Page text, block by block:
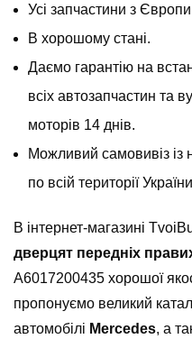
Усі запчастини з
В хорошому стані.
Даємо гарантію на
всіх автозапчастин та
моторів 14 днів.
Можливий самовивіз із
по всій території
В інтернет-магазині
дверцят передніх
A6017200435 хорошої
пропонуємо великий
автомобілі Mercedes, а